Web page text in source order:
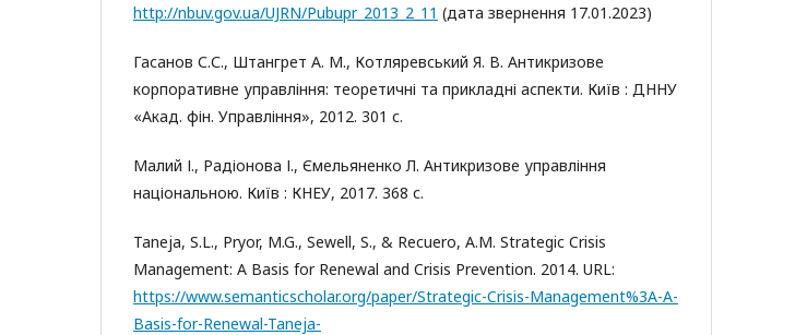
http://nbuv.gov.ua/UJRN/Pubupr_2013_2_11 (дата звернення 17.01.2023)
Гасанов С.С., Штангрет А. М., Котляревський Я. В. Антикризове
корпоративне управління: теоретичні та прикладні аспекти. Київ : ДННУ
«Акад. фін. Управління», 2012. 301 с.
Малий І., Радіонова І., Ємельяненко Л. Антикризове управління
національною. Київ : КНЕУ, 2017. 368 с.
Taneja, S.L., Pryor, M.G., Sewell, S., & Recuero, A.M. Strategic Crisis
Management: A Basis for Renewal and Crisis Prevention. 2014. URL:
https://www.semanticscholar.org/paper/Strategic-Crisis-Management%3A-A-
Basis-for-Renewal-Taneja-